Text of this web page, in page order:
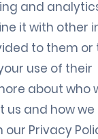
and
it with other
to them or
use of their
about who
and how we
our Privacy